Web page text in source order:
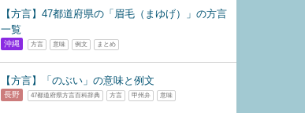
【方言】47都道府県の「眉毛（まゆげ）」の方言
一覧
沖縄 方言 意味 例文 まとめ
【方言】「のぶい」の意味と例文
長野 47都道府県方言百科辞典 方言 甲州弁 意味